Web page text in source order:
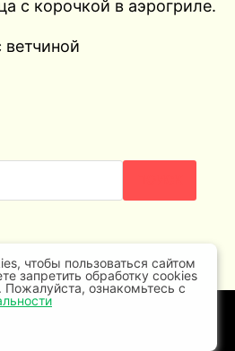
с корочкой в аэрогриле.
ветчиной
чтобы пользоваться сайтом
запретить обработку cookies
Пожалуйста, ознакомьтесь с